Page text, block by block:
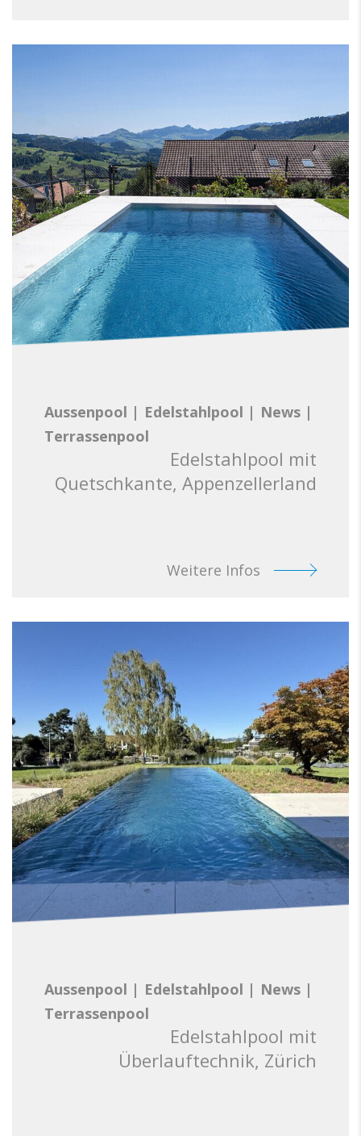
Aussenpool | Edelstahlpool | News |
Terrassenpool
Edelstahlpool mit
Quetschkante, Appenzellerland
Weitere Infos
Aussenpool | Edelstahlpool | News |
Terrassenpool
Edelstahlpool mit
Überlauftechnik, Zürich